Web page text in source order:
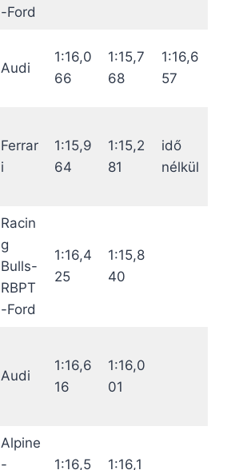
-Ford
Audi
1:16,0
66
1:15,7
68
1:16,6
57
Ferrar
i
1:15,9
64
1:15,2
81
idő
nélkül
Racin
g
Bulls-
RBPT
-Ford
1:16,4
25
1:15,8
40
Audi
1:16,6
16
1:16,0
01
Alpine
-
1:16,5 1:16,1